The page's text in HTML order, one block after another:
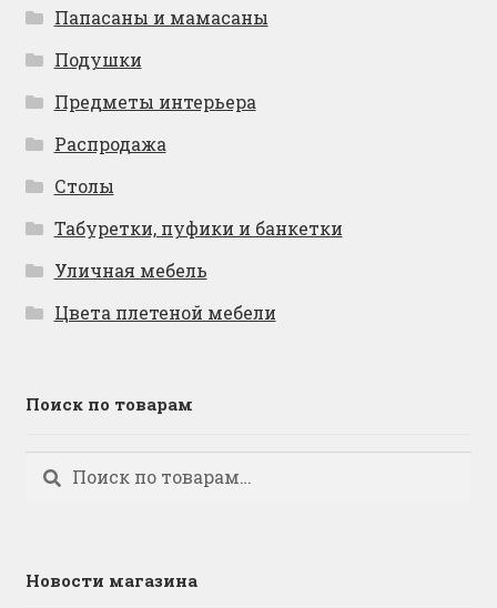
Папасаны и мамасаны
Подушки
Предметы интерьера
Распродажа
Столы
Табуретки, пуфики и банкетки
Уличная мебель
Цвета плетеной мебели
Поиск по товарам
Искать:
Поиск
Новости магазина